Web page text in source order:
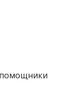
помощники